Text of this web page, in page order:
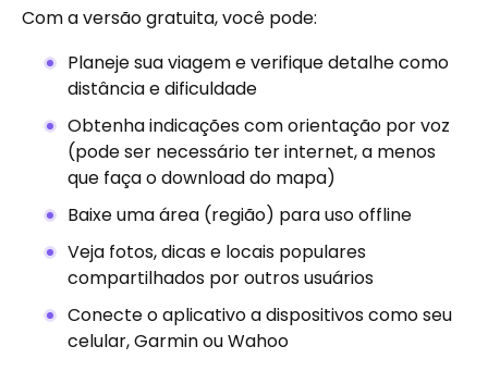
Com a versão gratuita, você pode:
Planeje sua viagem e verifique detalhe como
distância e dificuldade
Obtenha indicações com orientação por voz
(pode ser necessário ter internet, a menos
que faça o download do mapa)
Baixe uma área (região) para uso offline
Veja fotos, dicas e locais populares
compartilhados por outros usuários
Conecte o aplicativo a dispositivos como seu
celular, Garmin ou Wahoo